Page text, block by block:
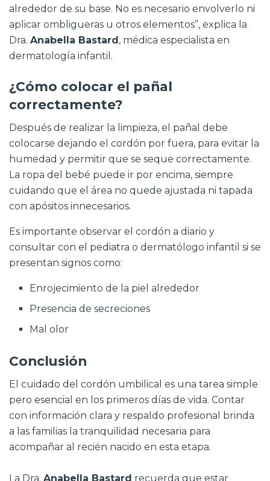
alrededor de su base. No es necesario envolverlo ni
aplicar ombligueras u otros elementos”, explica la
Dra. Anabella Bastard , médica especialista en
dermatología infantil.
¿Cómo colocar el pañal
correctamente?
Después de realizar la limpieza, el pañal debe
colocarse dejando el cordón por fuera, para evitar la
humedad y permitir que se seque correctamente.
La ropa del bebé puede ir por encima, siempre
cuidando que el área no quede ajustada ni tapada
con apósitos innecesarios.
Es importante observar el cordón a diario y
consultar con el pediatra o dermatólogo infantil si se
presentan signos como:
Enrojecimiento de la piel alrededor
Presencia de secreciones
Mal olor
Conclusión
El cuidado del cordón umbilical es una tarea simple
pero esencial en los primeros días de vida. Contar
con información clara y respaldo profesional brinda
a las familias la tranquilidad necesaria para
acompañar al recién nacido en esta etapa.
La Dra. Anabella Bastard recuerda que estar